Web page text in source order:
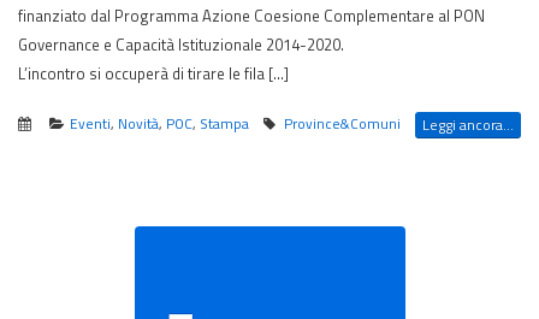
finanziato dal Programma Azione Coesione Complementare al PON
Governance e Capacità Istituzionale 2014-2020.
L’incontro si occuperà di tirare le fila […]
Eventi, Novità, POC, Stampa Province&Comuni Leggi ancora...